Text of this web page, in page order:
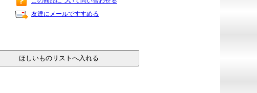
友達にメールですすめる